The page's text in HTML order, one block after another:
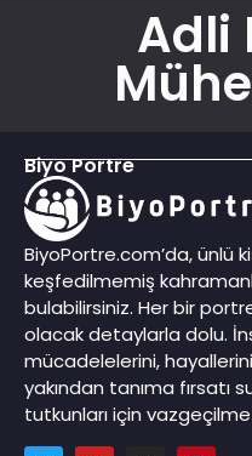
Adli
Biyo Portre
BiyoPortre.com’da, ünlü
keşfedilmemiş
bulabilirsiniz. Her bir
olacak detaylarla dolu.
mücadelelerini,
yakından tanıma fırsatı
tutkunları için